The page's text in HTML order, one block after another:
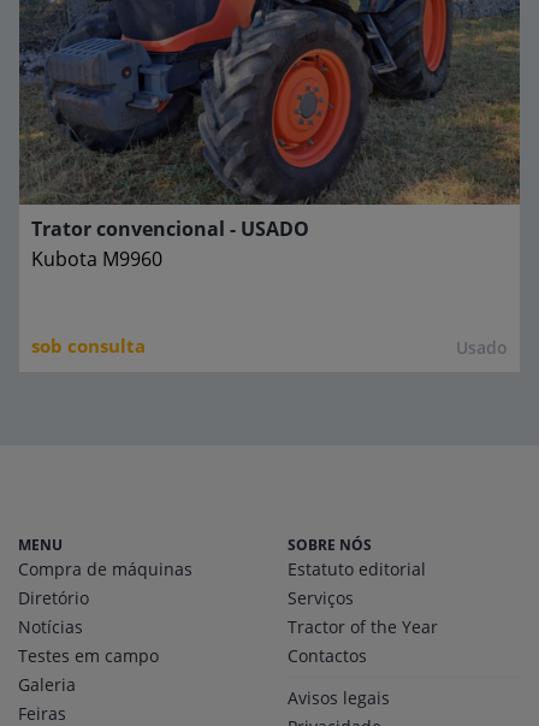
Usado
Trator convencional - USADO
Kubota M9960
sob consulta
MENU
Compra de máquinas
Diretório
Notícias
Testes em campo
Galeria
Feiras
SOBRE NÓS
Estatuto editorial
Serviços
Tractor of the Year
Contactos
Avisos legais